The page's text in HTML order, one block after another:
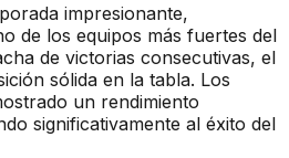
impresionante,
de los equipos más fuertes del
de victorias consecutivas, el
sólida en la tabla. Los
un rendimiento
significativamente al éxito del